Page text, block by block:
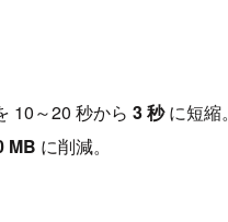
10～20 秒から3 秒に短縮。
MB に削減。